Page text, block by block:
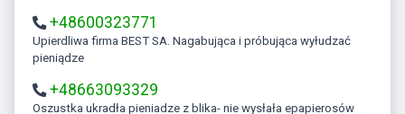
+48600323771
Upierdliwa firma BEST SA. Nagabująca i próbująca wyłudzać
pieniądze
+48663093329
Oszustka ukradła pieniadze z blika- nie wysłała epapierosów